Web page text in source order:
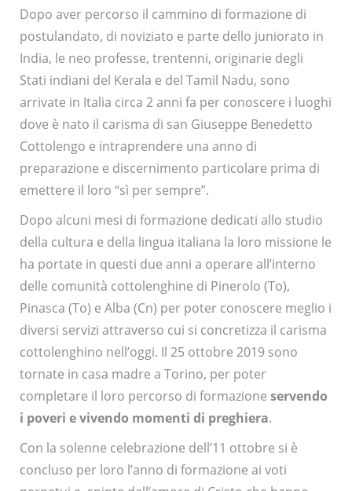
Dopo aver percorso il cammino di formazione di
postulandato, di noviziato e parte dello juniorato in
India, le neo professe, trentenni, originarie degli
Stati indiani del Kerala e del Tamil Nadu, sono
arrivate in Italia circa 2 anni fa per conoscere i luoghi
dove è nato il carisma di san Giuseppe Benedetto
Cottolengo e intraprendere una anno di
preparazione e discernimento particolare prima di
emettere il loro “sì per sempre”.
Dopo alcuni mesi di formazione dedicati allo studio
della cultura e della lingua italiana la loro missione le
ha portate in questi due anni a operare all’interno
delle comunità cottolenghine di Pinerolo (To),
Pinasca (To) e Alba (Cn) per poter conoscere meglio i
diversi servizi attraverso cui si concretizza il carisma
cottolenghino nell’oggi. Il 25 ottobre 2019 sono
tornate in casa madre a Torino, per poter
completare il loro percorso di formazione servendo
i poveri e vivendo momenti di preghiera.
Con la solenne celebrazione dell’11 ottobre si è
concluso per loro l’anno di formazione ai voti